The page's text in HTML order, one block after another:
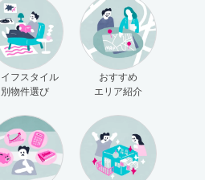
フスタイル
別物件選び
おすすめ
エリア紹介